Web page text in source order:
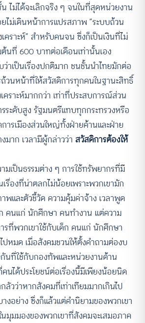
ไม่ได้จะเลิกจริง ๆ จนในที่สุดหน่วยงาน
ไม่เดินหน้าการแปรสภาพ “ระบบถ้วน
คราะห์” สำหรับคนจน ซึ่งก็เป็นเงินที่ไม่
ต้นที่ 600 บาทต่อเดือนเท่านั้นเอง
ว่าเป็นเรื่องปกติมาก ชนชั้นนำไทยมักต่อ
วนหน้าที่ให้สวัสดิการทุกคนในฐานะสิทธิ์
คราะห์มากกว่า เท่าที่ประสบการณ์ส่วน
ระดับสูง รัฐมนตรีแทบทุกกระทรวงหรือ
รเมืองส่วนใหญ่ทั้งฝ่ายค้านและฝ่าย
าก เวลามีผู้กล่าวว่า สวัสดิการต้องให้
มเป็นธรรมต่าง ๆ การใช้ทรัพยากรที่มี
รื่องที่น่าตลกไม่น้อยเพราะพวกเขามัก
พและตัวชี้วัด ความคุ้มค่าจ้าง เวลาพูด
คนแก่ นักศึกษา คนทำงาน แต่ความ
ที่พวกเขาใช้กับเด็ก คนแก่ นักศึกษา
ปหมด เมื่อสังคมชวนให้ตั้งคำถามต่องบ
นที่ใช้กับกองทัพและหน่วยงานด้าน
นได้ประโยชน์ต่อเรื่องนี้มีเพียงน้อยนิด
วว่าหากสังคมที่เท่าเทียมมากเกินไป
งอย่าง ซึ่งก็แล้วแต่คำนิยามของพวกเขา
มุมมองของพวกเขาที่สังคมจะเสมอภาค